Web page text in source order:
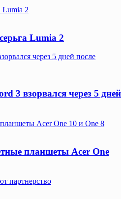
Lumia 2
Lumia 2
через 5 дней после
3 взорвался через 5 дней
Acer One 10 и One 8
планшеты Acer One
партнерство